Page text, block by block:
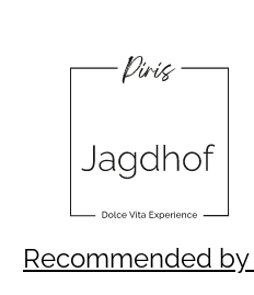
Recommended by